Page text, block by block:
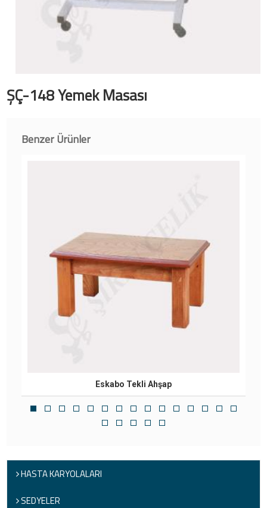
ŞÇ-148 Yemek Masası
Benzer Ürünler
Eskabo Tekli Ahşap
HASTA KARYOLALARI
SEDYELER